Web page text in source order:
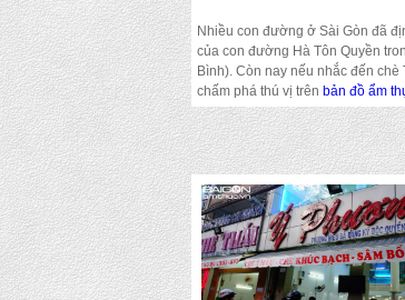
Nhiều con đường ở Sài Gòn đã
của con đường Hà Tôn Quyền
Bình). Còn nay nếu nhắc đến
chấm phá thú vị trên bản đồ ẩm